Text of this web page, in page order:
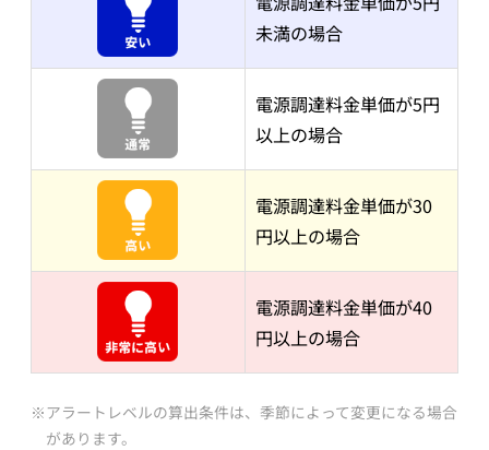
未満の場合
電源調達料金単価が5円
以上の場合
電源調達料金単価が30
円以上の場合
電源調達料金単価が40
円以上の場合
アラートレベルの算出条件は、季節によって変更になる場合
があります。